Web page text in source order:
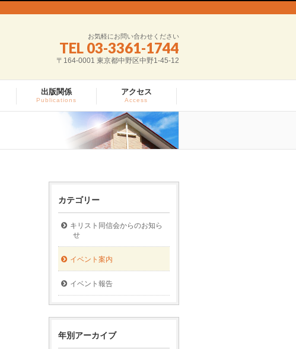
お気軽にお問い合わせください
TEL 03-3361-1744
〒164-0001 東京都中野区中野1-45-12
出版関係
Publications
アクセス
Access
カテゴリー
キリスト同信会からのお知ら
せ
イベント案内
イベント報告
年別アーカイブ